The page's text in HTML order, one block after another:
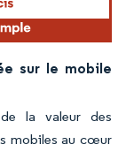
sur le mobile
la valeur des
mobiles au cœur